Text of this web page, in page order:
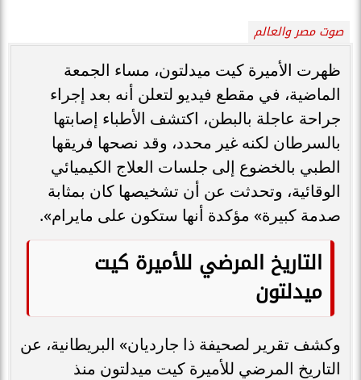
صوت مصر والعالم
ظهرت الأميرة كيت ميدلتون، مساء الجمعة
الماضية، في مقطع فيديو لتعلن أنه بعد إجراء
جراحة عاجلة بالبطن، اكتشف الأطباء إصابتها
بالسرطان لكنه غير محدد، وقد نصحها فريقها
الطبي بالخضوع إلى جلسات العلاج الكيميائي
الوقائية، وتحدثت عن أن تشخيصها كان بمثابة
صدمة كبيرة» مؤكدة أنها ستكون على مايرام».
التاريخ المرضي للأميرة كيت
ميدلتون
وكشف تقرير لصحيفة ذا جارديان» البريطانية، عن
التاريخ المرضي للأميرة كيت ميدلتون منذ